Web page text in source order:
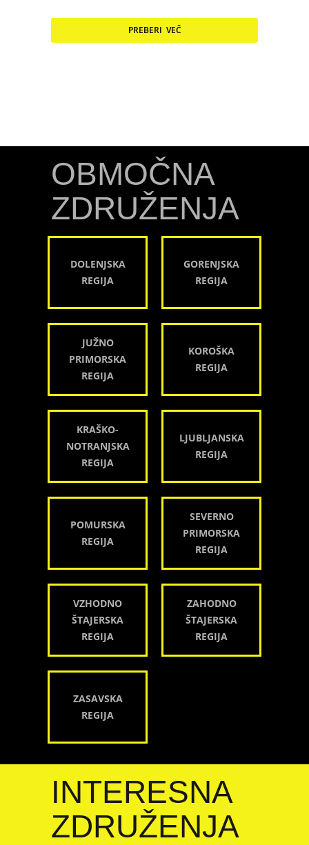
PREBERI VEČ
OBMOČNA
ZDRUŽENJA
DOLENJSKA
REGIJA
GORENJSKA
REGIJA
JUŽNO
PRIMORSKA
REGIJA
KOROŠKA
REGIJA
KRAŠKO-
NOTRANJSKA
REGIJA
LJUBLJANSKA
REGIJA
POMURSKA
REGIJA
SEVERNO
PRIMORSKA
REGIJA
VZHODNO
ŠTAJERSKA
REGIJA
ZAHODNO
ŠTAJERSKA
REGIJA
ZASAVSKA
REGIJA
INTERESNA
ZDRUŽENJA